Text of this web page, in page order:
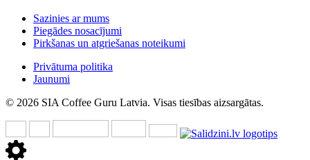
Sazinies ar mums
Piegādes nosacījumi
Pirkšanas un atgriešanas noteikumi
Privātuma politika
Jaunumi
© 2026 SIA Coffee Guru Latvia. Visas tiesības aizsargātas.